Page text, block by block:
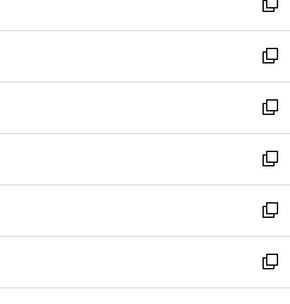
で
開
く
ド
ウ
で
開
く
ィ
ン
ド
ウ
で
開
く
い
ウ
ィ
ン
ド
ウ
で
開
く
新
し
い
ウ
ィ
ン
ド
ウ
で
開
く
新
し
い
ウ
ィ
ン
ド
ウ
で
開
新
し
い
ウ
ィ
ン
ド
ウ
新
し
い
ウ
ィ
ン
新
し
い
ウ
新
し